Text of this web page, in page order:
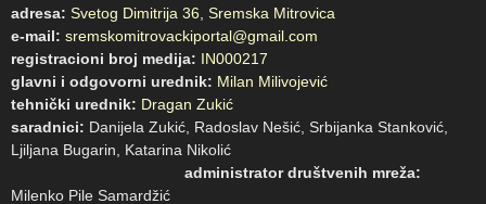
adresa: Svetog Dimitrija 36, Sremska Mitrovica
e-mail: sremskomitrovackiportal@gmail.com
registracioni broj medija: IN000217
glavni i odgovorni urednik: Milan Milivojević
tehnički urednik: Dragan Zukić
saradnici: Danijela Zukić, Radoslav Nešić, Srbijanka Stanković,
Ljiljana Bugarin, Katarina Nikolić
administrator društvenih mreža:
Milenko Pile Samardžić